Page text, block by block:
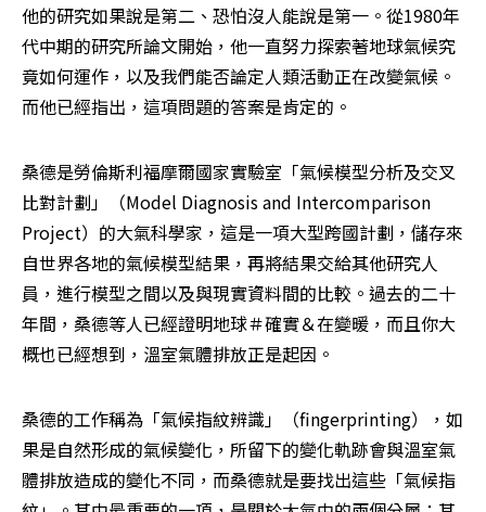
他的研究如果說是第二、恐怕沒人能說是第一。從1980年
代中期的研究所論文開始，他一直努力探索著地球氣候究
竟如何運作，以及我們能否論定人類活動正在改變氣候。
而他已經指出，這項問題的答案是肯定的。
桑德是勞倫斯利福摩爾國家實驗室「氣候模型分析及交叉
比對計劃」（Model Diagnosis and Intercomparison
Project）的大氣科學家，這是一項大型跨國計劃，儲存來
自世界各地的氣候模型結果，再將結果交給其他研究人
員，進行模型之間以及與現實資料間的比較。過去的二十
年間，桑德等人已經證明地球＃確實＆在變暖，而且你大
概也已經想到，溫室氣體排放正是起因。
桑德的工作稱為「氣候指紋辨識」（fingerprinting），如
果是自然形成的氣候變化，所留下的變化軌跡會與溫室氣
體排放造成的變化不同，而桑德就是要找出這些「氣候指